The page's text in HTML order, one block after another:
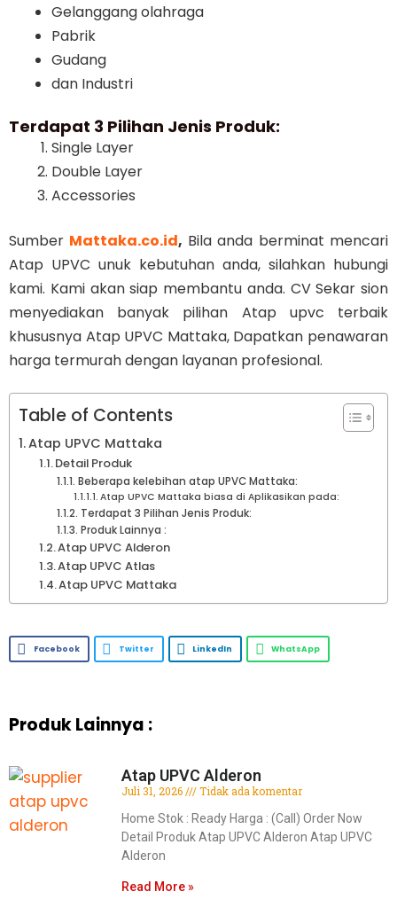
Gelanggang olahraga
Pabrik
Gudang
dan Industri
Terdapat 3 Pilihan Jenis Produk:
Single Layer
Double Layer
Accessories
Sumber Mattaka.co.id, Bila anda berminat mencari
Atap UPVC unuk kebutuhan anda, silahkan hubungi
kami. Kami akan siap membantu anda. CV Sekar sion
menyediakan banyak pilihan Atap upvc terbaik
khususnya Atap UPVC Mattaka, Dapatkan penawaran
harga termurah dengan layanan profesional.
Table of Contents
Atap UPVC Mattaka
Detail Produk
Beberapa kelebihan atap UPVC Mattaka:
Atap UPVC Mattaka biasa di Aplikasikan pada:
Terdapat 3 Pilihan Jenis Produk:
Produk Lainnya :
Atap UPVC Alderon
Atap UPVC Atlas
Atap UPVC Mattaka
Facebook Twitter LinkedIn WhatsApp
Produk Lainnya :
Atap UPVC Alderon
Juli 31, 2026
Tidak ada komentar
Home Stok : Ready Harga : (Call) Order Now
Detail Produk Atap UPVC Alderon Atap UPVC
Alderon
Read More »